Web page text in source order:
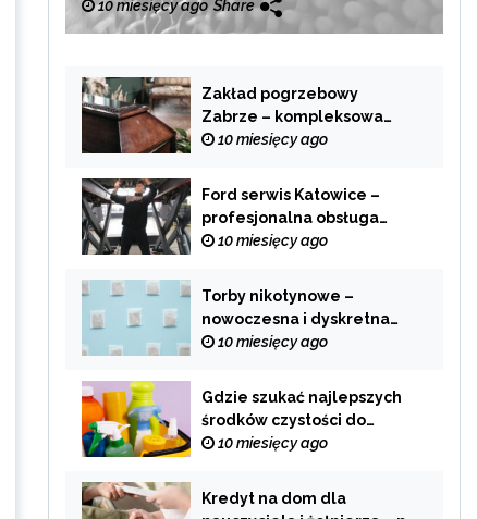
10 miesięcy ago Share
Zakład pogrzebowy
Zabrze – kompleksowa
pomoc w trudnych
10 miesięcy ago
Ford serwis Katowice –
profesjonalna obsługa
Twojego samochodu
10 miesięcy ago
Torby nikotynowe –
nowoczesna i dyskretna
alternatywa dla
10 miesięcy ago
Gdzie szukać najlepszych
środków czystości do
swojego domu?
10 miesięcy ago
Kredyt na dom dla